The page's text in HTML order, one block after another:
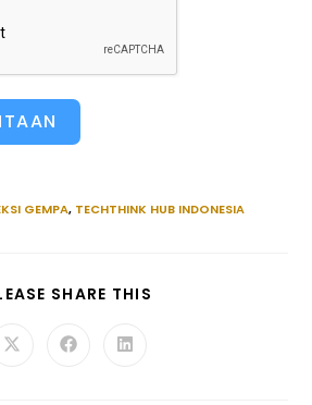
GEMPA, TECHTHINK HUB INDONESIA
SHARE THIS
Opens Opens Opens